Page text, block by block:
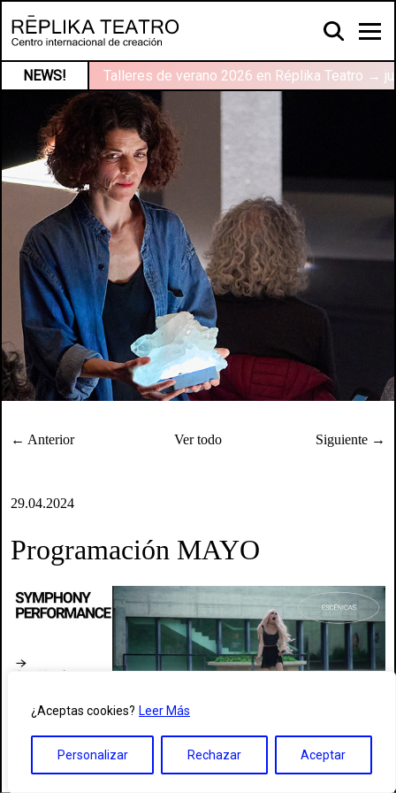
¿Aceptas cookies? Leer Más
Personalizar Rechazar Aceptar
NEWS! Talleres de verano 2026 en Réplika Teatro →
← Anterior Ver todo Siguiente →
29.04.2024
Programación MAYO